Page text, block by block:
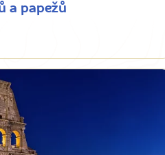
a papežů